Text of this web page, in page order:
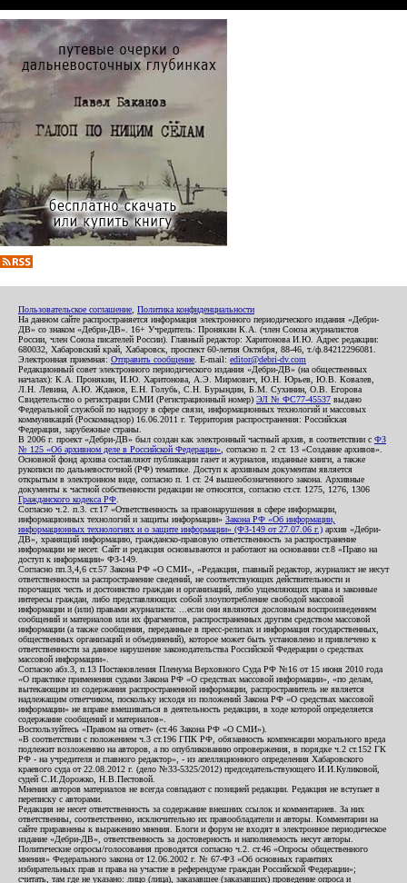
Пользовательское соглашение Политика конфиденциальности
На данном сайте распространяется информация электронного периодического издания «Дебри-
ДВ» со знаком «Дебри-ДВ». 16+ Учредитель: Пронякин К.А. (член Союза журналистов
России, член Союза писателей России). Главный редактор: Харитонова И.Ю. Адрес редакции:
680032, Хабаровский край, Хабаровск, проспект 60-летия Октября, 88-46, т./ф.84212296081.
Электронная приемная: Отправить сообщение . E-mail: editor@debri-dv.com
Редакционный совет электронного периодического издания «Дебри-ДВ» (на общественных
началах): К.А. Пронякин, И.Ю. Харитонова, А.Э. Мирмович, Ю.Н. Юрьев, Ю.В. Ковалев,
Л.Н. Левина, А.Ю. Жданов, Е.Н. Голубь, С.Н. Бурындин, Б.М. Сухинин, О.В. Егорова
Свидетельство о регистрации СМИ (Регистрационный номер) ЭЛ № ФС77-45537 выдано
Федеральной службой по надзору в сфере связи, информационных технологий и массовых
коммуникаций (Роскомнадзор) 16.06.2011 г. Территория распространения: Российская
Федерация, зарубежные страны.
В 2006 г. проект «Дебри-ДВ» был создан как электронный частный архив, в соответствии с ФЗ
№ 125 «Об архивном деле в Российской Федерации» , согласно п. 2 ст. 13 «Создание архивов».
Основной фонд архива составляют публикации газет и журналов, изданные книги, а также
рукописи по дальневосточной (РФ) тематике. Доступ к архивным документам является
открытым в электронном виде, согласно п. 1 ст. 24 вышеобозначенного закона. Архивные
документы к частной собственности редакции не относятся, согласно ст.ст. 1275, 1276, 1306
Гражданского кодекса РФ
Согласно ч.2. п.3. ст.17 «Ответственность за правонарушения в сфере информации,
информационных технологий и защиты информации» Закона РФ «Об информации,
информационных технологиях и о защите информации» (ФЗ-149 от 27.07.06 г.) архив «Дебри-
ДВ», хранящий информацию, гражданско-правовую ответственность за распространение
информации не несет. Сайт и редакция основываются и работают на основании ст.8 «Право на
доступ к информации» ФЗ-149.
Согласно пп.3,4,6 ст.57 Закона РФ «О СМИ», «Редакция, главный редактор, журналист не несут
ответственности за распространение сведений, не соответствующих действительности и
порочащих честь и достоинство граждан и организаций, либо ущемляющих права и законные
интересы граждан, либо представляющих собой злоупотребление свободой массовой
информации и (или) правами журналиста: ...если они являются дословным воспроизведением
сообщений и материалов или их фрагментов, распространенных другим средством массовой
информации (а также сообщения, переданные в пресс-релизах и информация государственных,
общественных организаций и объединений), которое может быть установлено и привлечено к
ответственности за данное нарушение законодательства Российской Федерации о средствах
массовой информации».
Согласно абз.3, п.13 Постановления Пленума Верховного Суда РФ №16 от 15 июня 2010 года
«О практике применения судами Закона РФ «О средствах массовой информации», «по делам,
вытекающим из содержания распространенной информации, распространитель не является
надлежащим ответчиком, поскольку исходя из положений Закона РФ «О средствах массовой
информации» не вправе вмешиваться в деятельность редакции, в ходе которой определяется
содержание сообщений и материалов».
Воспользуйтесь «Правом на ответ» (ст.46 Закона РФ «О СМИ»).
«В соответствии с положением ч.3 ст.196 ГПК РФ, обязанность компенсации морального вреда
подлежит возложению на авторов, а по опубликованию опровержения, в порядке ч.2 ст.152 ГК
РФ - на учредителя и главного редактор», - из апелляционного определения Хабаровского
краевого суда от 22.08.2012 г. (дело №33-5325/2012) председательствующего И.И.Куликовой,
судей С.И.Дорожко, Н.В.Пестовой.
Мнения авторов материалов не всегда совпадают с позицией редакции. Редакция не вступает в
переписку с авторами.
Редакция не несет ответственность за содержание внешних ссылок и комментариев. За них
ответственны, соответственно, исключительно их правообладатели и авторы. Комментарии на
сайте приравнены к выражению мнения. Блоги и форум не входят в электронное периодическое
издание «Дебри-ДВ», ответственность за достоверность и наполняемость несут авторы.
Политические опросы/голосования проводятся согласно ч.2. ст.46 «Опросы общественного
мнения» Федерального закона от 12.06.2002 г. № 67-ФЗ «Об основных гарантиях
избирательных прав и права на участие в референдуме граждан Российской Федерации»;
считать, там где не указано: лицо (лица), заказавшее (заказавших) проведение опроса и